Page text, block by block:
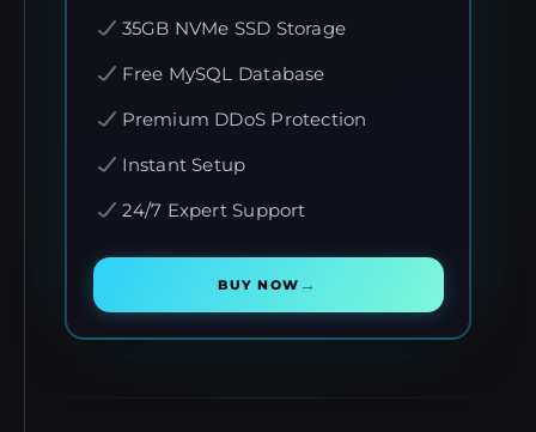
35GB NVMe SSD Storage
Free MySQL Database
Premium DDoS Protection
Instant Setup
24/7 Expert Support
BUY NOW →